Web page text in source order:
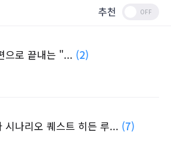
추천
으로 끝내는 "... (2)
시나리오 퀘스트 히든 루... (7)